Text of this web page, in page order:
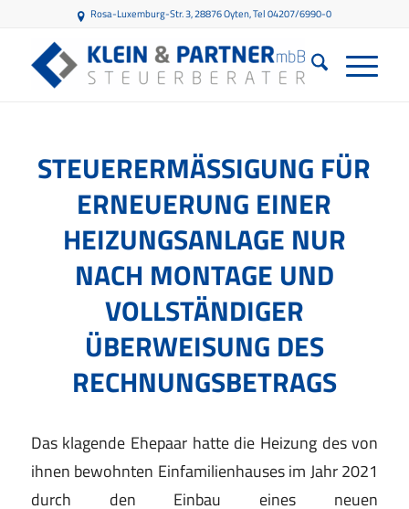
Rosa-Luxemburg-Str. 3, 28876 Oyten, Tel 04207/6990-0
STEUERERMÄSSIGUNG FÜR E
RNEUERUNG EINER H
EIZUNGSANLAGE NUR N
ACH MONTAGE UND V
OLLSTÄNDIGER Ü
BERWEISUNG DES R
ECHNUNGSBETRAGS
Das klagende Ehepaar hatte die Heizung des von
ihnen bewohnten Einfamilienhauses im Jahr 2021
durch den Einbau eines neuen